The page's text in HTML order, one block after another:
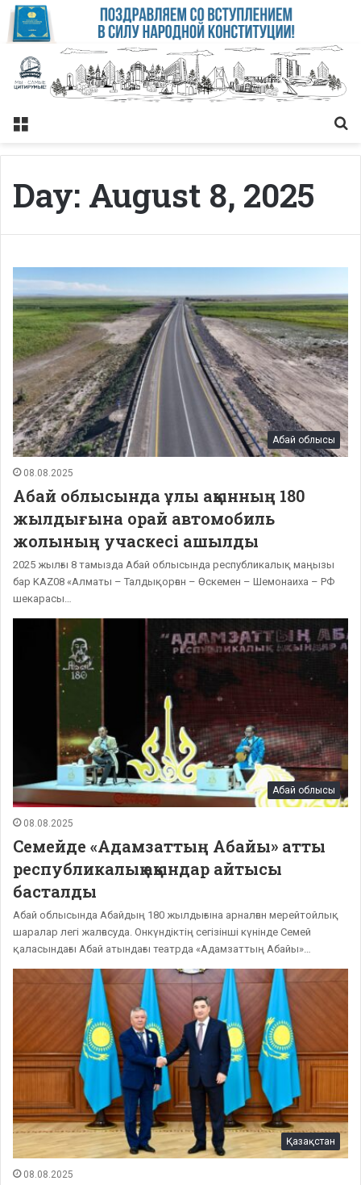
Меню
Day: August 8, 2025
Абай облысы
08.08.2025
Абай облысында ұлы ақынның 180
жылдығына орай автомобиль
жолының учаскесі ашылды
2025 жылғы 8 тамызда Абай облысында республикалық маңызы
бар KAZ08 «Алматы – Талдықорған – Өскемен – Шемонаиха – РФ
шекарасы…
Абай облысы
08.08.2025
Семейде «Адамзаттың Абайы» атты
республикалық ақындар айтысы
басталды
Абай облысында Абайдың 180 жылдығына арналған мерейтойлық
шаралар легі жалғасуда. Онкүндіктің сегізінші күнінде Семей
қаласындағы Абай атындағы театрда «Адамзаттың Абайы»…
Қазақстан
08.08.2025